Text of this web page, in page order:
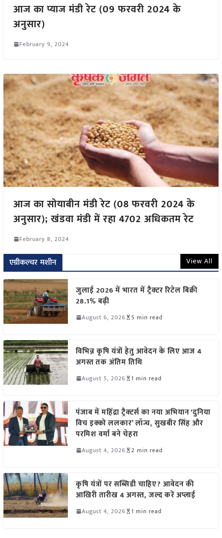
आज का प्याज मंडी रेट (09 फरवरी 2024 के
अनुसार)
February 9, 2024
आज का सोयाबीन मंडी रेट (08 फरवरी 2024 के
अनुसार); खंडवा मंडी में रहा 4702 अधिकतम रेट
February 8, 2024
एग्रीकल्चर मशीन View All
जुलाई 2026 में भारत में ट्रैक्टर रिटेल बिक्री
28.1% बढ़ी
August 6, 2026 5 min read
विभिन्न कृषि यंत्रों हेतु आवेदन के लिए आज 4
अगस्त तक अंतिम तिथि
August 5, 2026 1 min read
पंजाब में महिंद्रा ट्रैक्टर्स का नया अभियान ‘दुनिया
विच इक्को ललकार’ लॉन्च, सुखबीर सिंह और
परमिश वर्मा बने चेहरा
August 4, 2026 2 min read
कृषि यंत्रों पर सब्सिडी चाहिए? आवेदन की
आखिरी तारीख 4 अगस्त, जल्द करें अप्लाई
August 4, 2026 1 min read